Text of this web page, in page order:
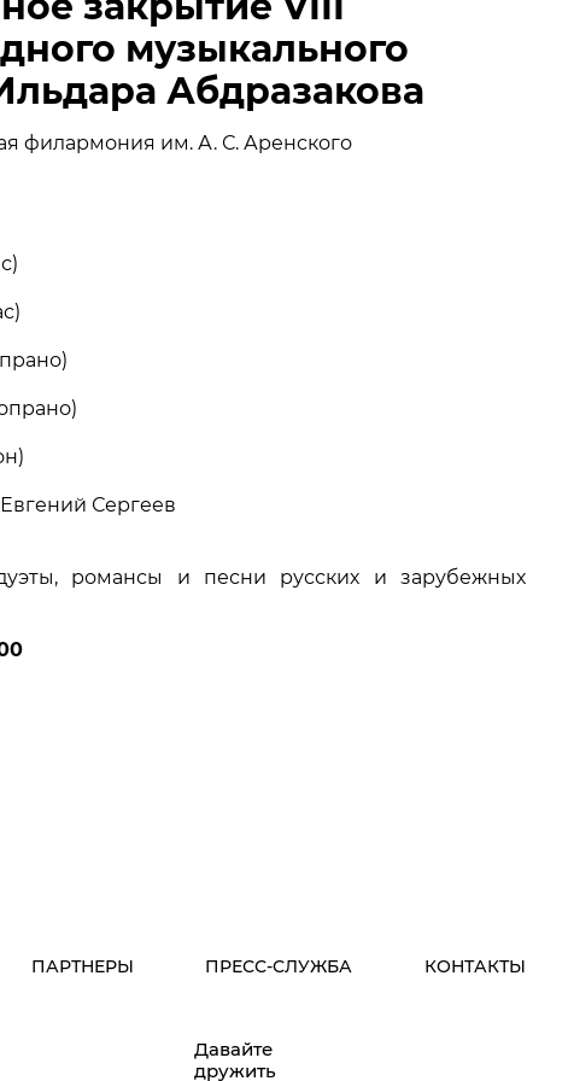
ПАРТНЕРЫмузыкального
Абдразакова
филармония им. А. С. Аренского
Сергеев
романсы и песни русских и зарубежных
ПАРТНЕРЫ ПРЕСС-СЛУЖБА КОНТАКТЫ
Давайте
дружить